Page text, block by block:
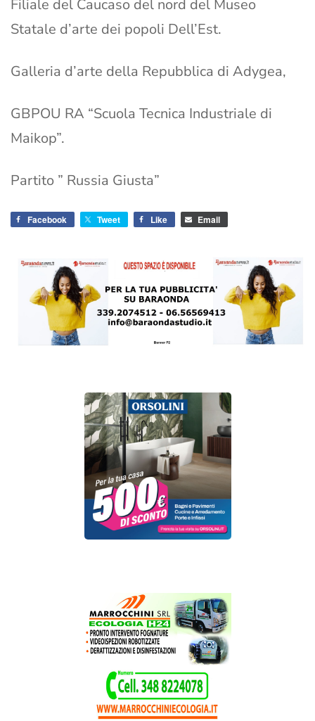
Filiale del Caucaso del nord del Museo
Statale d’arte dei popoli Dell’Est.
Galleria d’arte della Repubblica di Adygea,
GBPOU RA “Scuola Tecnica Industriale di
Maikop”.
Partito ” Russia Giusta”
Facebook Tweet Like Email